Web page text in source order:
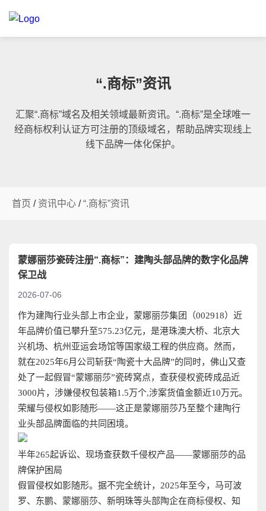
“.商标”资讯
汇聚“.商标”域名及相关领域最新资讯。“.商标”是全球唯一
经商标权利认证方可注册的顶级域名，帮助品牌实现线上
线下品牌一体化保护。
首页 / 资讯中心 /“.商标”资讯
蒙娜丽莎瓷砖注册“.商标”：建陶头部品牌的数字化品牌
保卫战
2026-07-06
作为建陶行业头部上市企业，蒙娜丽莎集团（002918）近
年品牌价值已攀升至575.23亿元，是港珠澳大桥、北京大
兴机场、杭州亚运会场馆等国家级工程的供应商。然而，
就在2025年6月公司斩获“陶瓷十大品牌”的同时，佛山又查
处了一起假冒“蒙娜丽莎”瓷砖窝点，查获侵权瓷砖成品近
3000片，涉嫌侵权包装箱1.5万个,涉案货值金额近10万元。
荣耀与侵权如影随形——这正是蒙娜丽莎乃至整个建陶行
业头部品牌面临的共同困境。
半年265起诉讼、现场查获数千侵权产品——蒙娜丽莎的品
牌保护困局
假冒侵权如影随形。据不完全统计，2025年至今，马可波
罗、东鹏、蒙娜丽莎、新明珠等头部陶企在商标侵权、知